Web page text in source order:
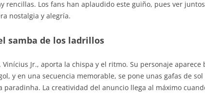
rencillas. Los fans han aplaudido este guiño, pues ver
nostalgia y alegría.
samba de los ladrillos
Vinícius Jr., aporta la chispa y el ritmo. Su personaje aparece
y en una secuencia memorable, se pone unas gafas de sol
paradinha. La creatividad del anuncio llega al máximo